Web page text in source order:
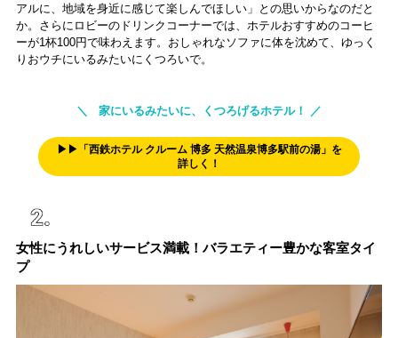
アルに、地域を身近に感じて楽しんでほしい」との思いからなのだと
か。さらにロビーのドリンクコーナーでは、ホテルおすすめのコーヒ
ーが1杯100円で味わえます。おしゃれなソファに体を沈めて、ゆっく
りおウチにいるみたいにくつろいで。
＼ 家にいるみたいに、くつろげるホテル！ ／
▶▶「西鉄ホテル クルーム 博多 天然温泉博多駅前の湯」を
詳しく！
女性にうれしいサービス満載！バラエティー豊かな客室タイ
プ